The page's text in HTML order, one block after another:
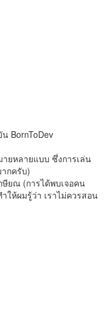
BornToDev
ยหลายแบบ ซึ่งการเล่น
กครับ)
ยณ (การได้พบเจอคน
ให้ผมรู้ว่า เราไม่ควรสอน